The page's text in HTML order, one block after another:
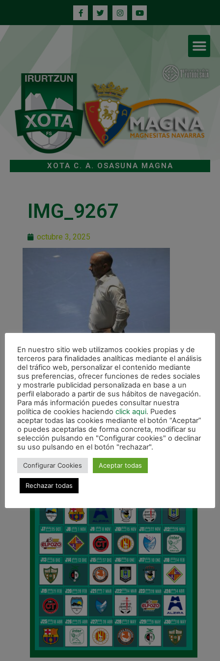
XOTA C. A. OSASUNA MAGNA
IMG_9267
octubre 3, 2025
ANTERIOR
«Estamos jodidos. Los detalles han inclinado la balanza»
CALENDARIO DE LIGA
En nuestro sitio web utilizamos cookies propias y de
terceros para finalidades analíticas mediante el análisis
del tráfico web, personalizar el contenido mediante
sus preferencias, ofrecer funciones de redes sociales
y mostrarle publicidad personalizada en base a un
perfil elaborado a partir de sus hábitos de navegación.
Para más información puedes consultar nuestra
política de cookies haciendo click aqui. Puedes
aceptar todas las cookies mediante el botón “Aceptar”
o puedes aceptarlas de forma concreta, modificar su
selección pulsando en "Configurar cookies" o declinar
su uso pulsando en el botón "rechazar".
Configurar Cookies Aceptar todas
Rechazar todas